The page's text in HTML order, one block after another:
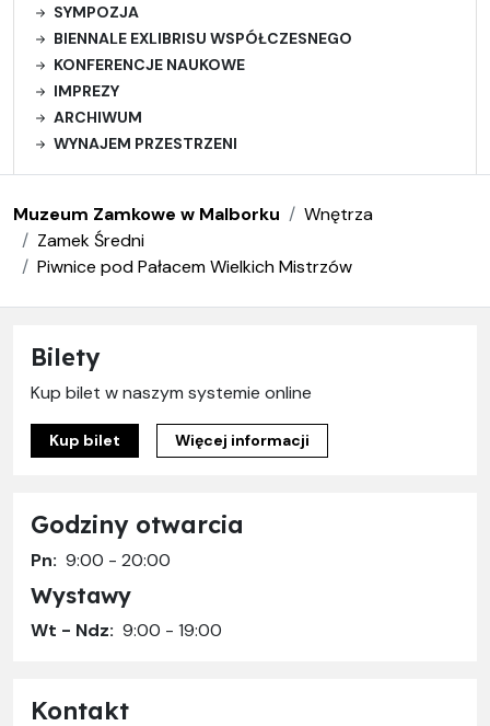
SYMPOZJA
BIENNALE EXLIBRISU WSPÓŁCZESNEGO
KONFERENCJE NAUKOWE
IMPREZY
ARCHIWUM
WYNAJEM PRZESTRZENI
Muzeum Zamkowe w Malborku
Wnętrza
Zamek Średni
Piwnice pod Pałacem Wielkich Mistrzów
Bilety
Kup bilet w naszym systemie online
Kup bilet Więcej informacji
Godziny otwarcia
Pn: 9:00 - 20:00
Wystawy
Wt - Ndz: 9:00 - 19:00
Kontakt